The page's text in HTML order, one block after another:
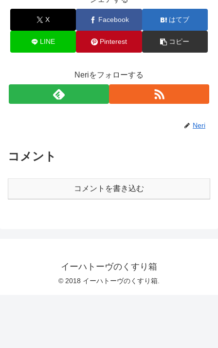
X Facebook はてブ
LINE Pinterest コピー
Neriをフォローする
Neri
コメント
コメントを書き込む
イーハトーヴのくすり箱
© 2018 イーハトーヴのくすり箱.